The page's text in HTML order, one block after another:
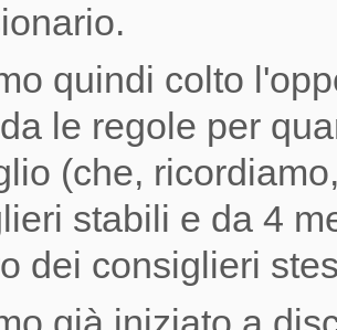
quindi colto
le regole per
(che,
stabili e da 4
dei consiglieri